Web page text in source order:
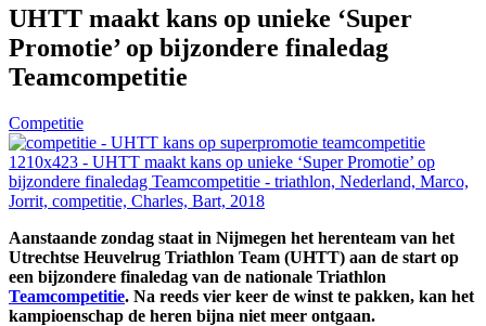
UHTT maakt kans op unieke ‘Super
Promotie’ op bijzondere finaledag
Teamcompetitie
Competitie
Aanstaande zondag staat in Nijmegen het herenteam van het
Utrechtse Heuvelrug Triathlon Team (UHTT) aan de start op
een bijzondere finaledag van de nationale Triathlon
Teamcompetitie. Na reeds vier keer de winst te pakken, kan het
kampioenschap de heren bijna niet meer ontgaan.